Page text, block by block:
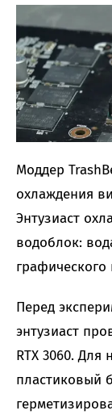
Моддер
охлаждения
Энтузиаст
водоблок:
графического
Перед
энтузиаст
RTX 3060. Для
пластиковый